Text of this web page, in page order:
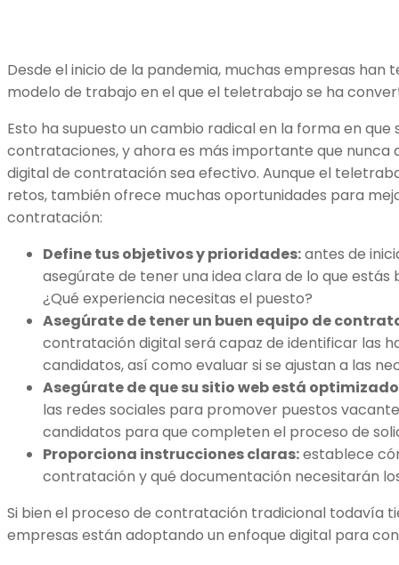
Desde el inicio de la pandemia, muchas empresas han
modelo de trabajo en el que el teletrabajo se ha
Esto ha supuesto un cambio radical en la forma en que
contrataciones, y ahora es más importante que nunca
digital de contratación sea efectivo. Aunque el
retos, también ofrece muchas oportunidades para
contratación:
Define tus objetivos y prioridades:antes de
asegúrate de tener una idea clara de lo que estás
¿Qué experiencia necesitas el puesto?
Asegúrate de tener un buen equipo de
contratación digital será capaz de identificar las
candidatos, así como evaluar si se ajustan a las
Asegúrate de que su sitio web está
las redes sociales para promover puestos
candidatos para que completen el proceso de
Proporciona instrucciones claras:establece
contratación y qué documentación necesitarán
Si bien el proceso de contratación tradicional todavía
empresas están adoptando un enfoque digital para